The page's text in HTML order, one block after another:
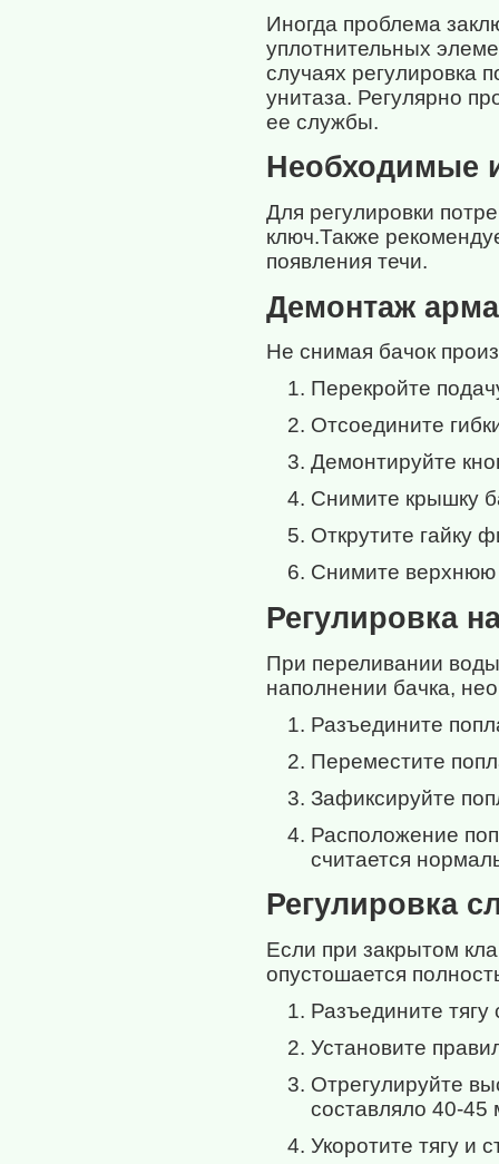
Иногда проблема
уплотнительных
случаях регулировка
унитаза. Регулярно
ее службы.
Необходимые
Для регулировки
ключ.Также
появления течи.
Демонтаж
Не снимая бачок
Перекройте
Отсоедините
Демонтируйте
Снимите крышку
Открутите гайку
Снимите верхнюю
Регулировка
При переливании
наполнении бачка,
Разъедините
Переместите
Зафиксируйте
Расположение
считается
Регулировка
Если при закрытом
опустошается
Разъедините
Установите
Отрегулируйте
составляло 40-45
Укоротите тягу и